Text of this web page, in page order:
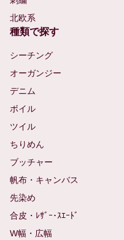
北欧系
種類で探す
シーチング
オーガンジー
デニム
ボイル
ツイル
ちりめん
ブッチャー
帆布・キャンバス
先染め
合皮・ﾚｻﾞｰ･ｽｴｰﾄﾞ
W幅・広幅